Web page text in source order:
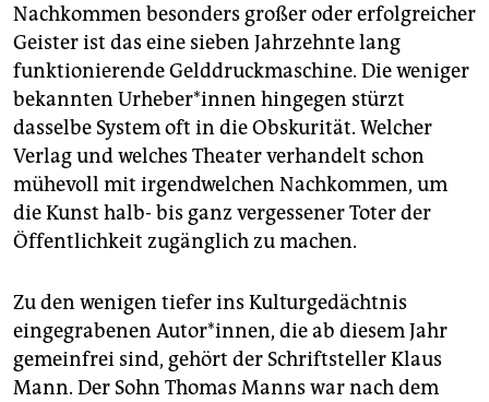
genossenschaft
epaper login
Nachkommen besonders großer oder erfolgreicher
Geister ist das eine sieben Jahrzehnte lang
funktionierende Gelddruckmaschine. Die weniger
bekannten Urheber*innen hingegen stürzt
dasselbe System oft in die Obskurität. Welcher
Verlag und welches Theater verhandelt schon
mühevoll mit irgendwelchen Nachkommen, um
die Kunst halb- bis ganz vergessener Toter der
Öffentlichkeit zugänglich zu machen.
Zu den wenigen tiefer ins Kulturgedächtnis
eingegrabenen Autor*innen, die ab diesem Jahr
gemeinfrei sind, gehört der Schriftsteller Klaus
Mann. Der Sohn Thomas Manns war nach dem